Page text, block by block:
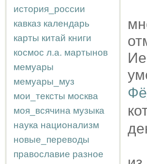
история_россии
кавказ календарь
карты китай книги
космос л.а. мартынов
мемуары
мемуары_муз
мои_тексты москва
моя_всячина музыка
наука национализм
новые_переводы
православие разное